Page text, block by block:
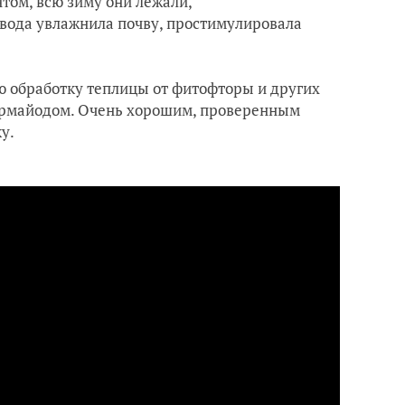
увлажнила почву, простимулировала
обработку теплицы от фитофторы и других
Очень хорошим, проверенным